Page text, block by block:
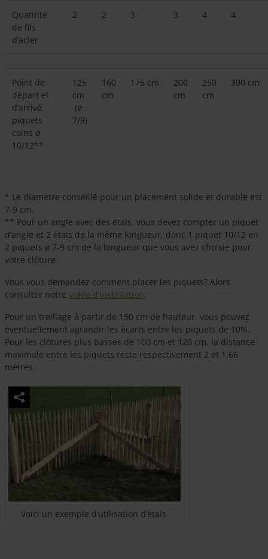
Quantité
de fils
d’acier
2 2 3 3 4 4
Point de
départ et
d’arrivé
piquets
coins ø
10/12**
125
cm
(ø
7/9)
160
cm
175 cm
200
cm
250
cm
300 cm
* Le diamètre conseillé pour un placement solide et durable est
7-9 cm.
** Pour un angle avec des étais, vous devez compter un piquet
d’angle et 2 étais de la même longueur, donc 1 piquet 10/12 en
2 piquets ø 7-9 cm de la longueur que vous avez choisie pour
votre clôture.
Vous vous demandez comment placer les piquets? Alors
consulter notre vidéo d’installation.
Pour un treillage à partir de 150 cm de hauteur, vous pouvez
éventuellement agrandir les écarts entre les piquets de 10%.
Pour les clôtures plus basses de 100 cm et 120 cm, la distance
maximale entre les piquets reste respectivement 2 et 1.66
mètres.
Voici un exemple d’utilisation d’étais.